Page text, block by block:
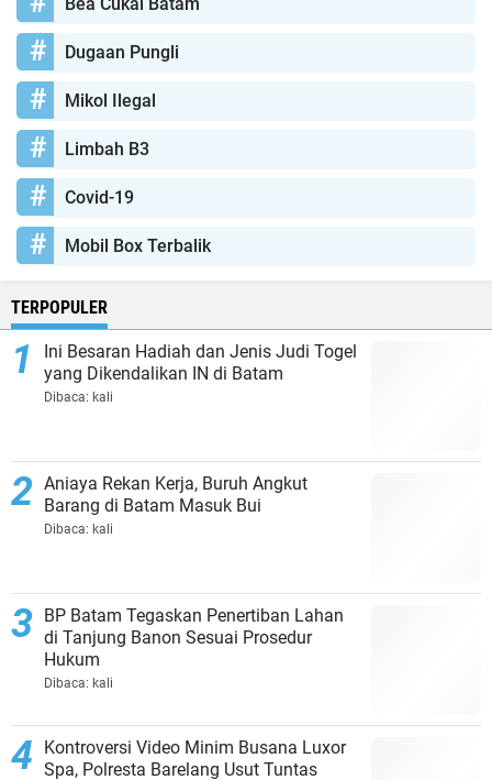
Bea Cukai Batam
Dugaan Pungli
Mikol Ilegal
Limbah B3
Covid-19
Mobil Box Terbalik
TERPOPULER
Ini Besaran Hadiah dan Jenis Judi Togel
yang Dikendalikan IN di Batam
Dibaca: kali
Aniaya Rekan Kerja, Buruh Angkut
Barang di Batam Masuk Bui
Dibaca: kali
BP Batam Tegaskan Penertiban Lahan
di Tanjung Banon Sesuai Prosedur
Hukum
Dibaca: kali
Kontroversi Video Minim Busana Luxor
Spa, Polresta Barelang Usut Tuntas